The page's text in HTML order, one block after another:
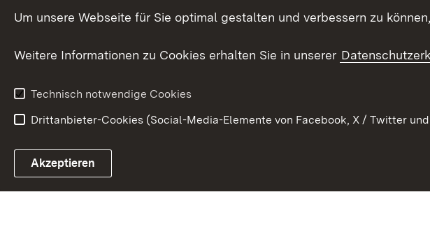
Publikationen
Datenschutz
Glücksspielrecht
Link zum Landesportal
Um unsere Webseite für Sie optimal gestalten und verbessern zu
Weitere Informationen zu Cookies erhalten Sie in unserer
Technisch notwendige Cookies
Drittanbieter-Cookies (Social-Media-Elemente von Facebook, X / Twitter
Akzeptieren